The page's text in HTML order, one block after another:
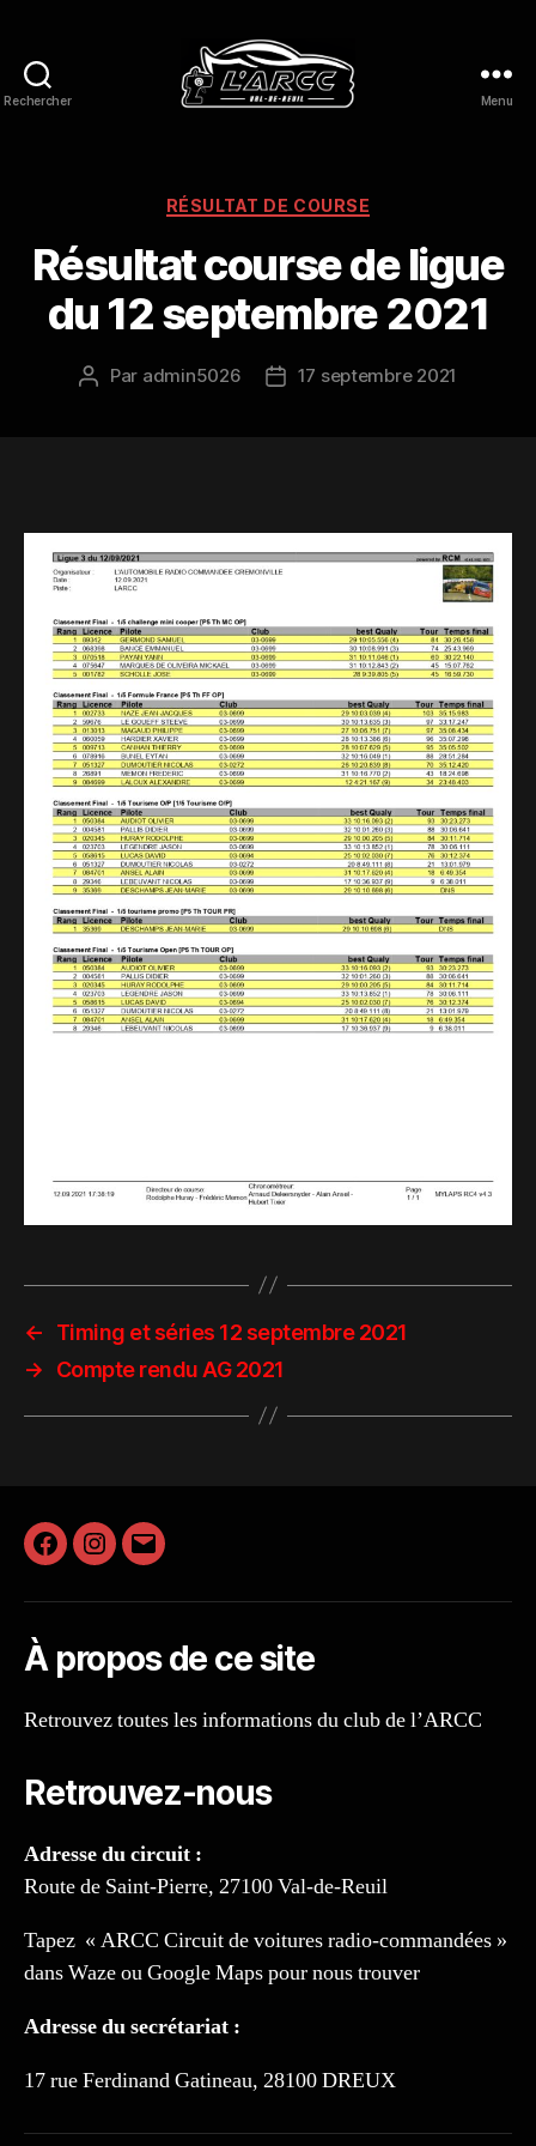
Rechercher
Reuil
Menu
Catégories
RÉSULTAT DE COURSE
Résultat course de ligue
du 12 septembre 2021
Auteur
Par admin5026
Date17 septembre 2021
←
Timing et séries 12 septembre 2021
→
Compte rendu AG 2021
Facebook
Instagram
E-
À propos de ce site
Retrouvez toutes les informations du club de l’ARCC
Retrouvez-nous
Adresse du circuit :
Route de Saint-Pierre, 27100 Val-de-Reuil
Tapez « ARCC Circuit de voitures radio-commandées »
dans Waze ou Google Maps pour nous trouver
Adresse du secrétariat :
17 rue Ferdinand Gatineau, 28100 DREUX